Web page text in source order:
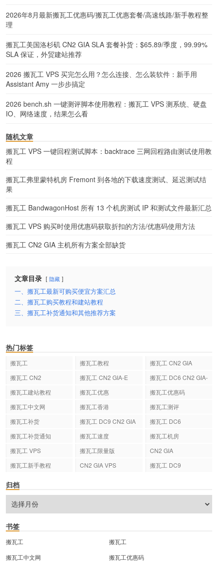
2026年8月最新搬瓦工优惠码/搬瓦工优惠套餐/高速线路/新手教程整
理
搬瓦工美国洛杉矶 CN2 GIA SLA 套餐补货：$65.89/季度，99.99%
SLA 保证，外贸建站推荐
2026 搬瓦工 VPS 买完怎么用？怎么连接、怎么装软件：新手用
Assistant Amy 一步步搞定
2026 bench.sh 一键测评脚本使用教程：搬瓦工 VPS 测系统、硬盘
IO、网络速度，结果怎么看
随机文章
搬瓦工 VPS 一键回程测试脚本：backtrace 三网回程路由测试使用教
程
搬瓦工弗里蒙特机房 Fremont 到各地的下载速度测试、延迟测试结
果
搬瓦工 BandwagonHost 所有 13 个机房测试 IP 和测试文件最新汇总
搬瓦工 VPS 购买时使用优惠码获取折扣的方法/优惠码使用方法
搬瓦工 CN2 GIA 主机所有方案全部缺货
文章目录 隐藏
一、搬瓦工最新可购买便宜方案汇总
二、搬瓦工购买教程和建站教程
三、搬瓦工补货通知和其他推荐方案
热门标签
搬瓦工 搬瓦工教程
搬瓦工 CN2 GIA
搬瓦工 CN2
搬瓦工 CN2 GIA-E
搬瓦工 DC6 CN2 GIA-
搬瓦工建站教程 搬瓦工优惠
搬瓦工优惠码
搬瓦工中文网
搬瓦工香港
搬瓦工测评
搬瓦工补货
搬瓦工 DC9 CN2 GIA
搬瓦工 DC6
搬瓦工补货通知
搬瓦工速度
搬瓦工机房
搬瓦工 VPS
搬瓦工限量版
CN2 GIA
搬瓦工新手教程
CN2 GIA VPS 搬瓦工 DC9
归档
书签
搬瓦工
搬瓦工
搬瓦工中文网
搬瓦工优惠码